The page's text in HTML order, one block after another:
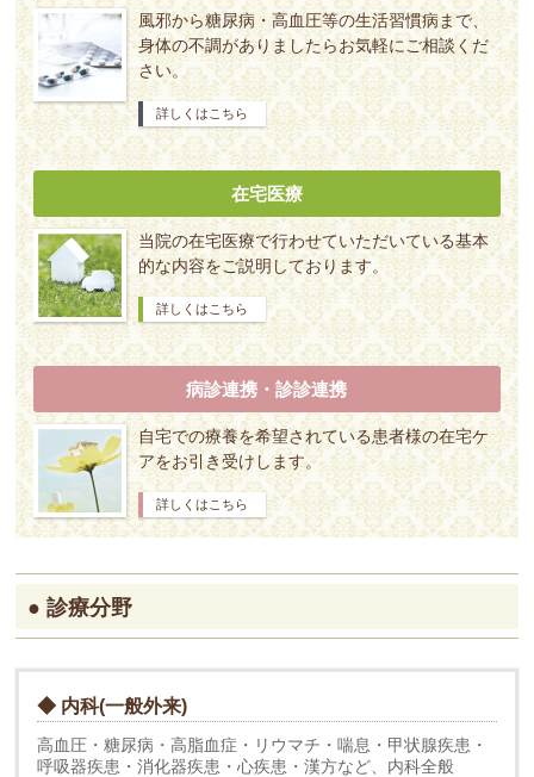
風邪から糖尿病・高血圧等の生活習慣病まで、
身体の不調がありましたらお気軽にご相談くだ
さい。
詳しくはこちら
在宅医療
当院の在宅医療で行わせていただいている基本
的な内容をご説明しております。
詳しくはこちら
病診連携・診診連携
自宅での療養を希望されている患者様の在宅ケ
アをお引き受けします。
詳しくはこちら
● 診療分野
◆ 内科(一般外来)
高血圧・糖尿病・高脂血症・リウマチ・喘息・甲状腺疾患・
呼吸器疾患・消化器疾患・心疾患・漢方など、内科全般